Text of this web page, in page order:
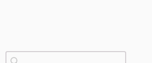
Pretraži